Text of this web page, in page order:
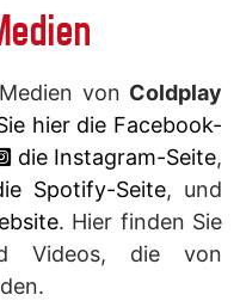
von Coldplay
hier die Facebook-
die Instagram-Seite,
Spotify-Seite, und
. Hier finden Sie
Videos, die von